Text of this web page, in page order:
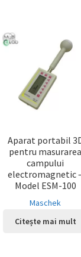
Aparat portabil
pentru masurarea
campului
electromagnetic
Model ESM-100
Maschek
Citește mai mult